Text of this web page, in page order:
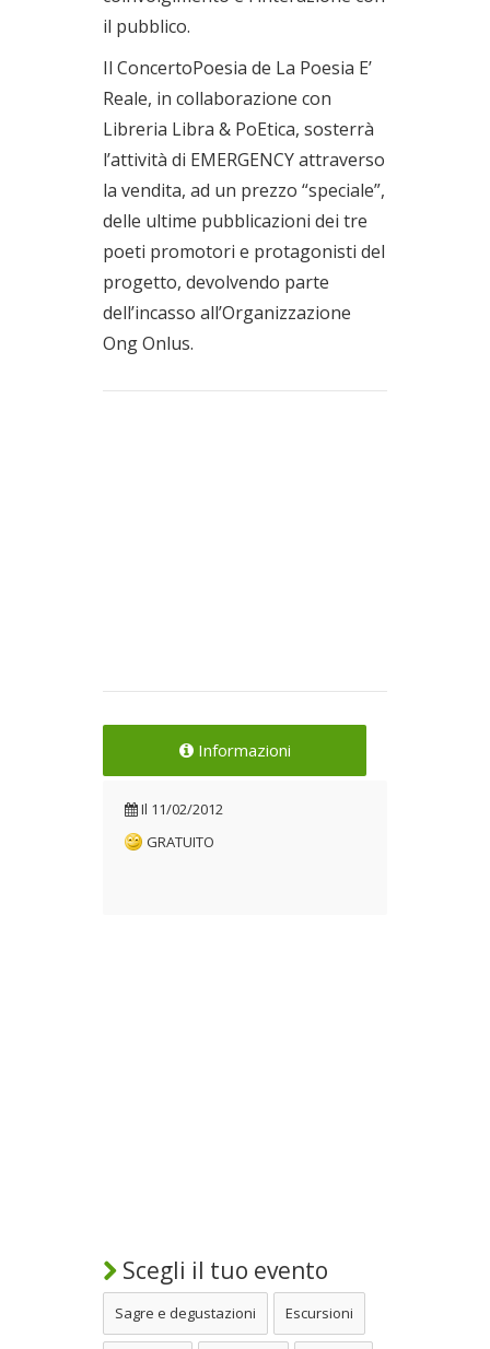
il pubblico.
Il ConcertoPoesia de La Poesia E’
Reale, in collaborazione con
Libreria Libra & PoEtica, sosterrà
l’attività di EMERGENCY attraverso
la vendita, ad un prezzo “speciale”,
delle ultime pubblicazioni dei tre
poeti promotori e protagonisti del
progetto, devolvendo parte
dell’incasso all’Organizzazione
Ong Onlus.
Informazioni
Il 11/02/2012
GRATUITO
Scegli il tuo evento
Sagre e degustazioni Escursioni